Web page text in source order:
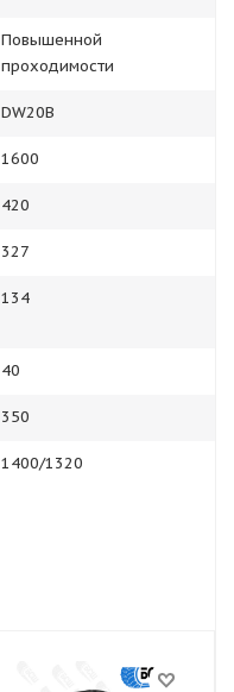
Повышенной
проходимости
DW20B
1600
420
327
134
40
350
1400/1320